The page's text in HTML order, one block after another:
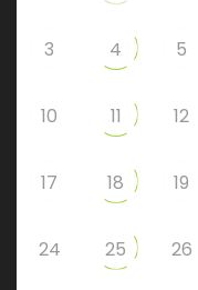
3 4 5
10 11 12
17 18 19
24 25 26